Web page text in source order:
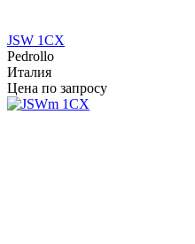
JSW 1CX
Pedrollo
Италия
Цена по запросу